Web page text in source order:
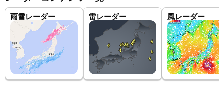
雨雪レーダー 雷レーダー 風レーダー